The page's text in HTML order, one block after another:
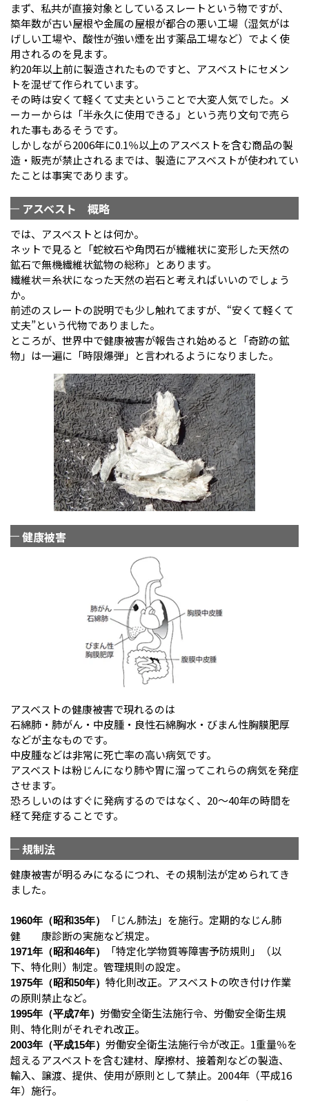
まず、私共が直接対象としているスレートという物ですが、
築年数が古い屋根や金属の屋根が都合の悪い工場（湿気がは
げしい工場や、酸性が強い煙を出す薬品工場など）でよく使
用されるのを見ます。
約20年以上前に製造されたものですと、アスベストにセメン
トを混ぜて作られています。
その時は安くて軽くて丈夫ということで大変人気でした。メ
ーカーからは「半永久に使用できる」という売り文句で売ら
れた事もあるそうです。
しかしながら2006年に0.1％以上のアスベストを含む商品の製
造・販売が禁止されるまでは、製造にアスベストが使われてい
たことは事実であります。
アスベスト 概略
では、アスベストとは何か。
ネットで見ると「蛇紋石や角閃石が繊維状に変形した天然の
鉱石で無機繊維状鉱物の総称」とあります。
繊維状＝糸状になった天然の岩石と考えればいいのでしょう
か。
前述のスレートの説明でも少し触れてますが、“安くて軽くて
丈夫”という代物でありました。
ところが、世界中で健康被害が報告され始めると「奇跡の鉱
物」は一遍に「時限爆弾」と言われるようになりました。
健康被害
アスベストの健康被害で現れるのは
石綿肺・肺がん・中皮腫・良性石綿胸水・びまん性胸膜肥厚
などが主なものです。
中皮腫などは非常に死亡率の高い病気です。
アスベストは粉じんになり肺や胃に溜ってこれらの病気を発症
させます。
恐ろしいのはすぐに発病するのではなく、20～40年の時間を
経て発症することです。
規制法
健康被害が明るみになるにつれ、その規制法が定められてき
ました。
1960年（昭和35年）
「じん肺法」を施行。定期的なじん肺
健 康診断の実施など規定。
1971年（昭和46年）
「特定化学物質等障害予防規則」（以
下、特化則）制定。管理規則の設定。
1975年（昭和50年） 特化則改正。アスベストの吹き付け作業
の原則禁止など。
1995年（平成7年） 労働安全衛生法施行令、労働安全衛生規
則、特化則がそれぞれ改正。
2003年（平成15年） 労働安全衛生法施行令が改正。1重量％を
超えるアスベストを含む建材、摩擦材、接着剤などの製造、
輸入、譲渡、提供、使用が原則として禁止。2004年（平成16
年）施行。